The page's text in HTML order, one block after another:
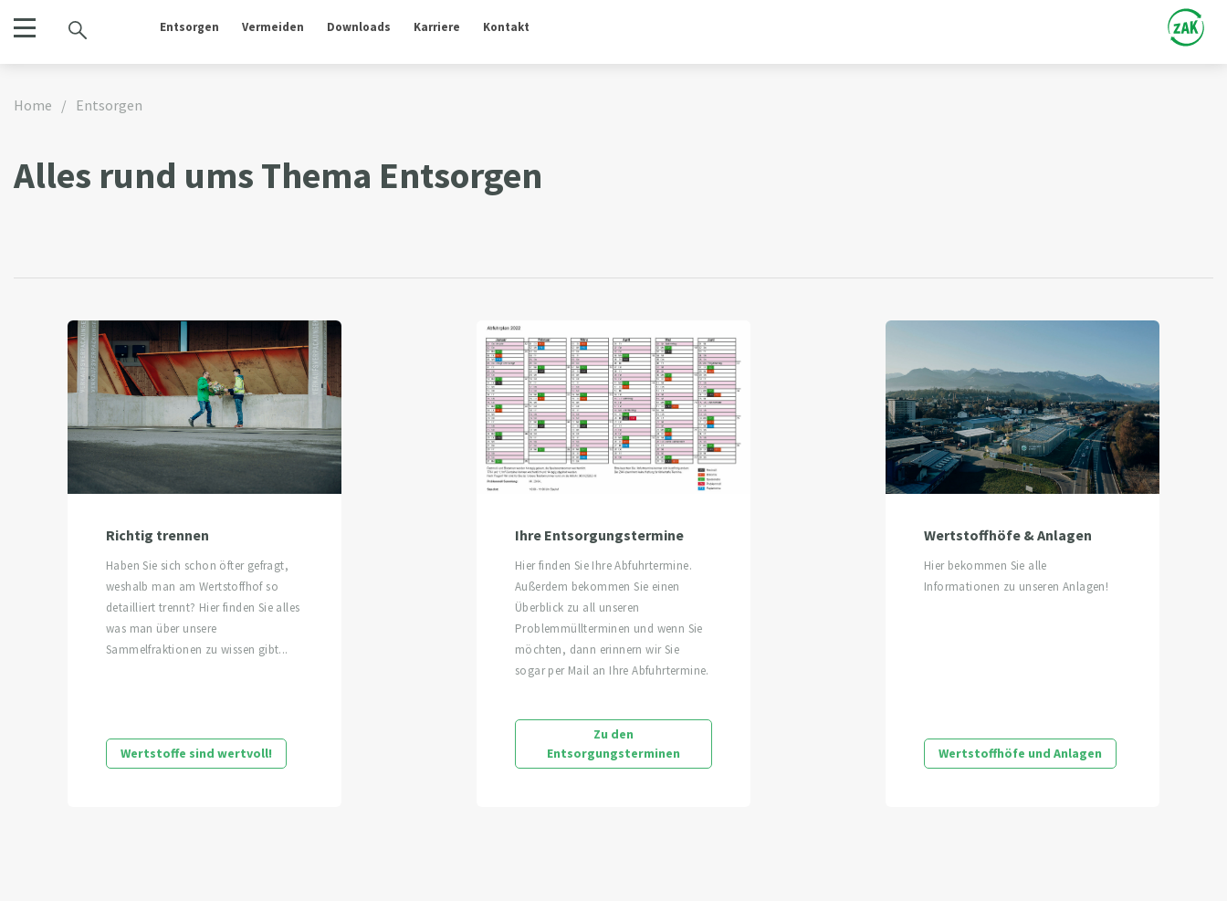
Entsorgen Vermeiden Downloads Karriere Kontakt
Home / Entsorgen
Alles rund ums Thema Entsorgen
Richtig trennen
Haben Sie sich schon öfter gefragt,
weshalb man am Wertstoffhof so
detailliert trennt? Hier finden Sie alles
was man über unsere
Sammelfraktionen zu wissen gibt...
Wertstoffe sind wertvoll!
Ihre Entsorgungstermine
Hier finden Sie Ihre Abfuhrtermine.
Außerdem bekommen Sie einen
Überblick zu all unseren
Problemmüllterminen und wenn Sie
möchten, dann erinnern wir Sie
sogar per Mail an Ihre Abfuhrtermine.
Zu den
Entsorgungsterminen
Wertstoffhöfe & Anlagen
Hier bekommen Sie alle
Informationen zu unseren Anlagen!
Wertstoffhöfe und Anlagen